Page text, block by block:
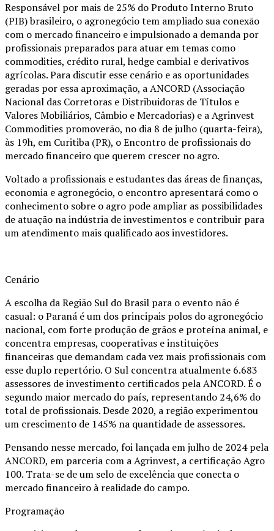
Responsável por mais de 25% do Produto Interno Bruto
(PIB) brasileiro, o agronegócio tem ampliado sua conexão
com o mercado financeiro e impulsionado a demanda por
profissionais preparados para atuar em temas como
commodities, crédito rural, hedge cambial e derivativos
agrícolas. Para discutir esse cenário e as oportunidades
geradas por essa aproximação, a ANCORD (Associação
Nacional das Corretoras e Distribuidoras de Títulos e
Valores Mobiliários, Câmbio e Mercadorias) e a Agrinvest
Commodities promoverão, no dia 8 de julho (quarta-feira),
às 19h, em Curitiba (PR), o Encontro de profissionais do
mercado financeiro que querem crescer no agro.
Voltado a profissionais e estudantes das áreas de finanças,
economia e agronegócio, o encontro apresentará como o
conhecimento sobre o agro pode ampliar as possibilidades
de atuação na indústria de investimentos e contribuir para
um atendimento mais qualificado aos investidores.
Cenário
A escolha da Região Sul do Brasil para o evento não é
casual: o Paraná é um dos principais polos do agronegócio
nacional, com forte produção de grãos e proteína animal, e
concentra empresas, cooperativas e instituições
financeiras que demandam cada vez mais profissionais com
esse duplo repertório. O Sul concentra atualmente 6.683
assessores de investimento certificados pela ANCORD. É o
segundo maior mercado do país, representando 24,6% do
total de profissionais. Desde 2020, a região experimentou
um crescimento de 145% na quantidade de assessores.
Pensando nesse mercado, foi lançada em julho de 2024 pela
ANCORD, em parceria com a Agrinvest, a certificação Agro
100. Trata-se de um selo de excelência que conecta o
mercado financeiro à realidade do campo.
Programação